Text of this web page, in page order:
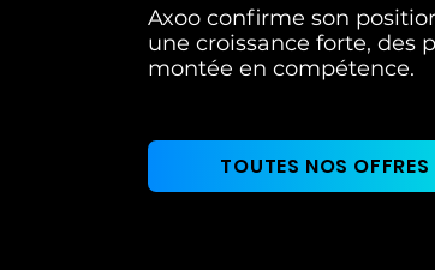
Axoo confirme son
une croissance forte, des
montée en compétence.
TOUTES NOS OFFRES